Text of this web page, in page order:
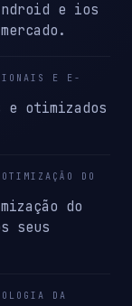
e ios
E E-
e otimizados
DO
do
seus
DA